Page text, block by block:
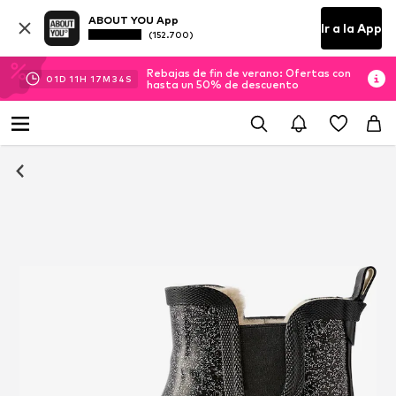
ABOUT YOU App
(152.700) Ir a la App
01D 11H 17M 33 S
Rebajas de fin de verano: Ofertas con
hasta un 50% de descuento